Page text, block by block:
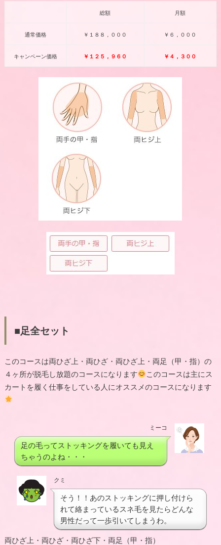
総額 月額
通常価格 ￥１８８，０００ ￥６，０００
キャンペーン価格 ￥１２５，９６０ ￥４，３００
■足全セット
このコースは両ひざ上・両ひざ・両ひざ上・両足（甲・指）の
４ヶ所が脱毛し放題のコースになります
このコースは主にス
カートを履く仕事をしている人にオススメのコースになります
ミーコ
足の毛ってストッキングを履いても見え
ちゃうのよね・・・
クミ
そう！！あのストッキングに押し付けら
れて絡まっているスネ毛を見たらどんな
男性だって一歩引いてしまうわ。
両ひざ上・両ひざ・両ひざ下・両足（甲・指）